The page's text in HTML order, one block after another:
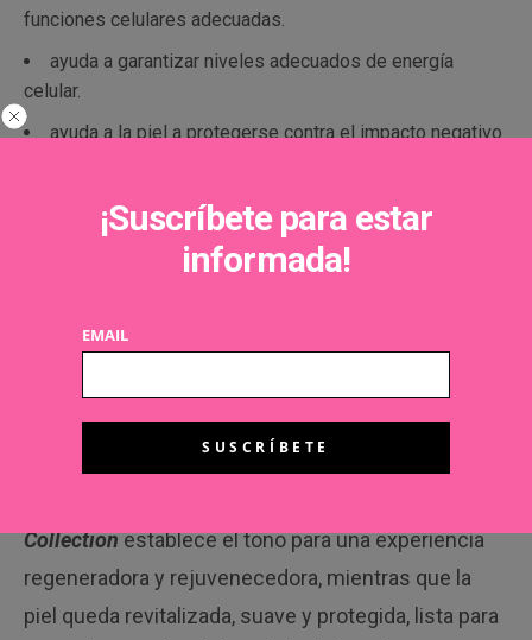
funciones celulares adecuadas.
ayuda a garantizar niveles adecuados de energía
celular.
ayuda a la piel a protegerse contra el impacto negativo
Platinum Rare Cellular Life-Lotion : primer paso
del ritual de rejuvenecimento
rejuvenecimiento extraordinario,
Collectionestablece el tono para una experiencia
regeneradora y rejuvenecedora, mientras que la
piel queda revitalizada, suave y protegida, lista para
¡Suscríbete para estar
informada!
EMAIL